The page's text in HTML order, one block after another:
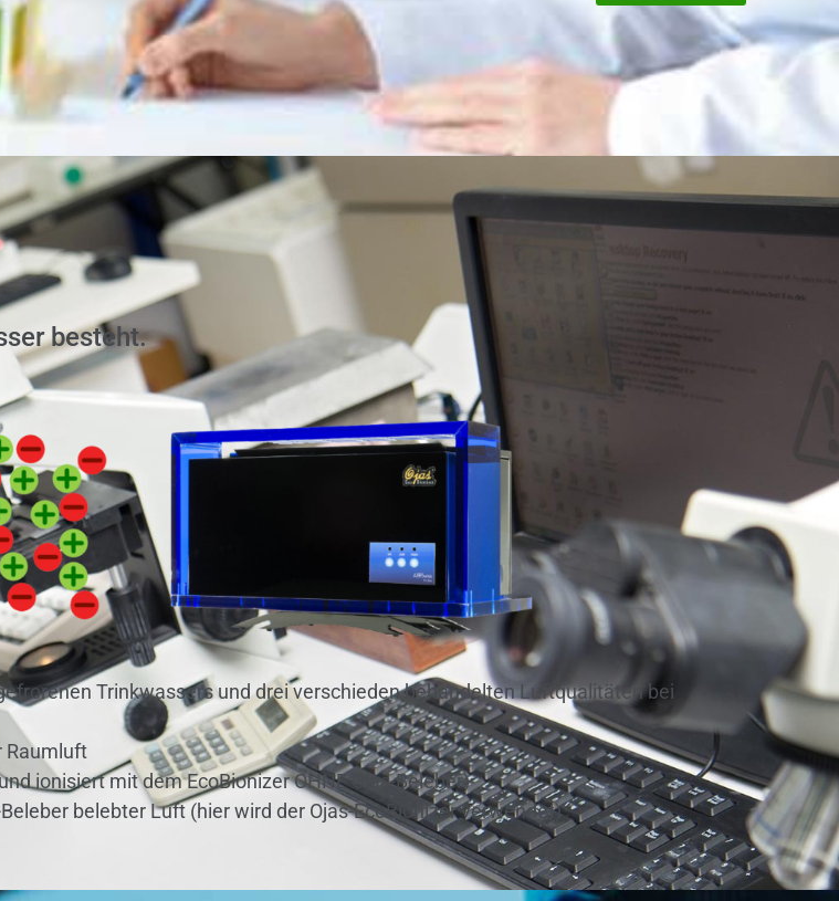
besteht.
Trinkwassers und drei verschieden behandelten Luftqualitäten bei
Raumluft
ionisiert mit dem EcoBionizer OHNE Ojas-Beleber)
belebter Luft (hier wird der Ojas-EcoBionizer verwendet)